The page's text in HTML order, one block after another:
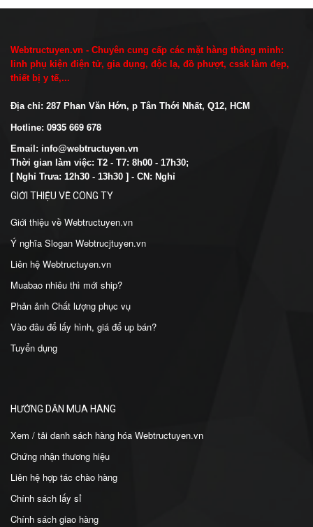
Webtructuyen.vn - Chuyên cung cấp các mặt hàng thông minh:
linh phụ kiện điện tử, gia dụng, độc lạ, đồ phượt, cssk làm đẹp,
thiết bị y tế,...
Địa chỉ: 287 Phan Văn Hớn, p Tân Thới Nhất, Q12, HCM
Hotline: 0935 669 678
Email: info@webtructuyen.vn
Thời gian làm việc: T2 - T7: 8h00 - 17h30;
[ Nghỉ Trưa: 12h30 - 13h30 ] - CN: Nghỉ
GIỚI THIỆU VỀ CÔNG TY
Giới thiệu về Webtructuyen.vn
Ý nghĩa Slogan Webtrucjtuyen.vn
Liên hệ Webtructuyen.vn
Muabao nhiêu thì mới ship?
Phản ảnh Chất lượng phục vụ
Vào đâu để lấy hình, giá để up bán?
Tuyển dụng
HƯỚNG DẪN MUA HÀNG
Xem / tải danh sách hàng hóa Webtructuyen.vn
Chứng nhận thương hiệu
Liên hệ hợp tác chào hàng
Chính sách lấy sỉ
Chính sách giao hàng